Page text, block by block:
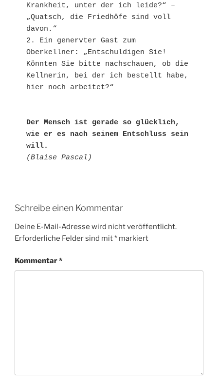
Krankheit, unter der ich leide?“ –
„Quatsch, die Friedhöfe sind voll
davon.“
2. Ein genervter Gast zum
Oberkellner: „Entschuldigen Sie!
Könnten Sie bitte nachschauen, ob die
Kellnerin, bei der ich bestellt habe,
hier noch arbeitet?“
Der Mensch ist gerade so glücklich,
wie er es nach seinem Entschluss sein
will.
(Blaise Pascal)
Schreibe einen Kommentar
Deine E-Mail-Adresse wird nicht veröffentlicht.
Erforderliche Felder sind mit* markiert
Kommentar*